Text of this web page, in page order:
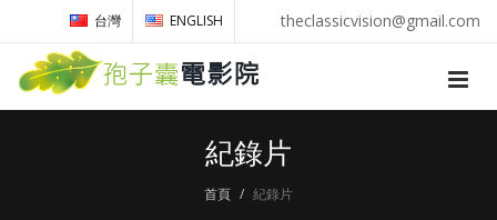
theclassicvision@gmail.com
台灣 ENGLISH
紀錄片
首頁 紀錄片